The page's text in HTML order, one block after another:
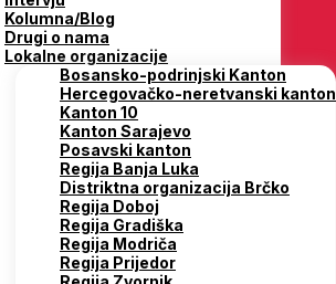
Kolumna/Blog
Drugi o nama
Lokalne organizacije
Bosansko-podrinjski Kanton
Hercegovačko-neretvanski kanton
Kanton 10
Kanton Sarajevo
Posavski kanton
Regija Banja Luka
Distriktna organizacija Brčko
Regija Doboj
Regija Gradiška
Regija Modriča
Regija Prijedor